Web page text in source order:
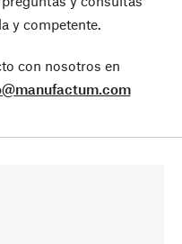
y competente.
con nosotros en